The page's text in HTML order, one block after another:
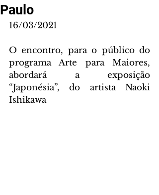
Paulo
16/03/2021
O encontro, para o público do
programa Arte para Maiores,
abordará a exposição
“Japonésia”, do artista Naoki
Ishikawa